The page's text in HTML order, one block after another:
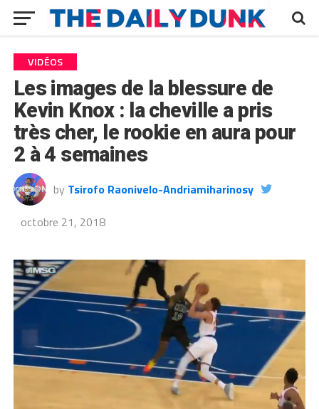
VIDÉOS
Les images de la blessure de
Kevin Knox : la cheville a pris
très cher, le rookie en aura pour
2 à 4 semaines
by Tsirofo Raonivelo-Andriamiharinosy
octobre 21, 2018